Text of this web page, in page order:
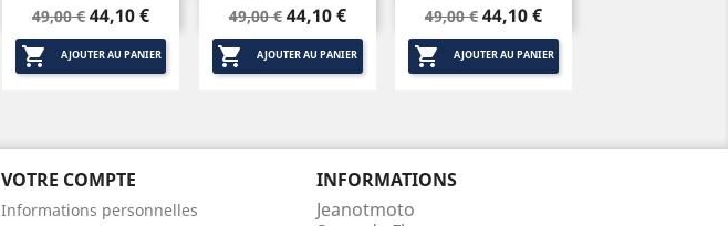
Prix
de
base
49,00 €Prix
44,10 €
 AJOUTER AU PANIER
Prix
de
base
49,00 € Prix
44,10 €
 AJOUTER AU PANIER
Prix
de
base
49,00 €Prix
44,10 €
 AJOUTER AU PANIER
VOTRE COMPTE
Informations personnelles
INFORMATIONS
Jeanotmoto